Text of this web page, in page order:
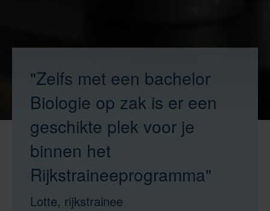
"Zelfs met een bachelor
Biologie op zak is er een
geschikte plek voor je
binnen het
Rijkstraineeprogramma"
Lotte, rijkstrainee